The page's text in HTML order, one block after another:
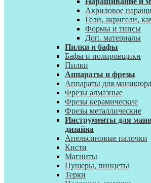
Акриловое
Гели, акригели,
Формы и типсы
Доп. материалы
Пилки и бафы
Бафы и полировщики
Пилки
Аппараты и фрезы
Аппараты для маникюра
Фрезы алмазные
Фрезы керамические
Фрезы металлические
Инструменты для
дизайна
Апельсиновые палочки
Кисти
Магниты
Пушеры, пинцеты
Терки